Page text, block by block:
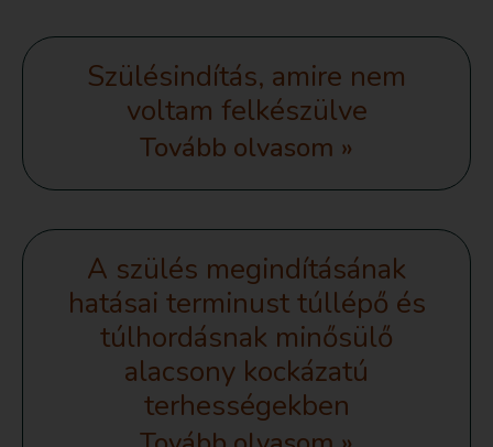
Szülésindítás, amire nem
voltam felkészülve
Tovább olvasom »
A szülés megindításának
hatásai terminust túllépő és
túlhordásnak minősülő
alacsony kockázatú
terhességekben